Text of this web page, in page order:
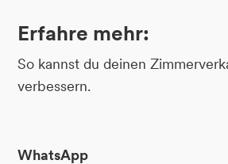
Erfahre mehr:
So kannst du deinen
verbessern.
WhatsApp